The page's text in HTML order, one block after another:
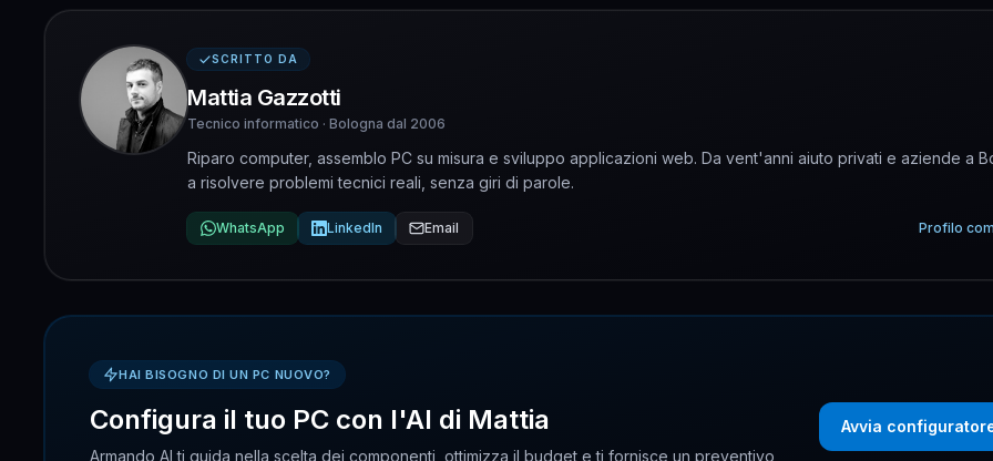
SCRITTO DA
Mattia Gazzotti
Tecnico informatico · Bologna dal 2006
Riparo computer, assemblo PC su misura e sviluppo applicazioni web. Da vent'anni aiuto privati e aziende a
a risolvere problemi tecnici reali, senza giri di parole.
WhatsApp LinkedIn Email Profilo
HAI BISOGNO DI UN PC NUOVO?
Configura il tuo PC con l'AI di Mattia
Armando AI ti guida nella scelta dei componenti, ottimizza il budget e ti fornisce un preventivo
Avvia